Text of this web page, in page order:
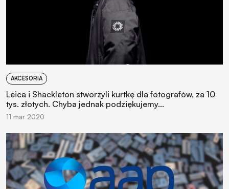
AKCESORIA
Leica i Shackleton stworzyli kurtkę dla fotografów, za 10
tys. złotych. Chyba jednak podziękujemy...
11 mar 2020